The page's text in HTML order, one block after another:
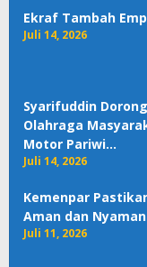
Ekraf Tambah
Juli 14, 2026
Syarifuddin
Olahraga
Motor Pariwi…
Juli 14, 2026
Kemenpar
Aman dan Nyaman
Juli 11, 2026